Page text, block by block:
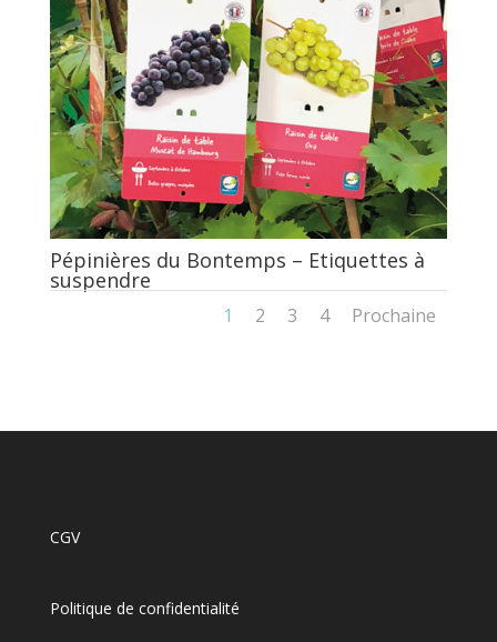
Pépinières du Bontemps – Etiquettes à
suspendre
1 2 3 4 Prochaine
CGV
Politique de confidentialité